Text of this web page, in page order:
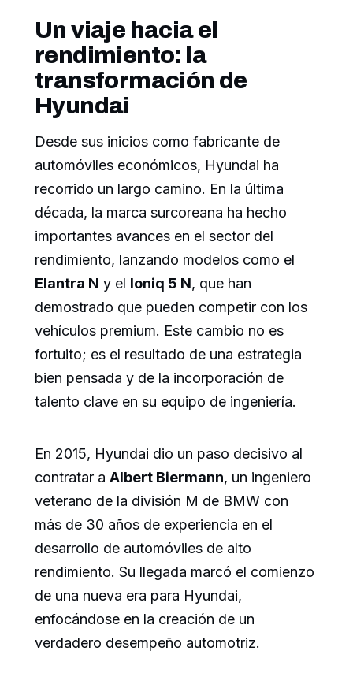
Un viaje hacia el
rendimiento: la
transformación de
Hyundai
Desde sus inicios como fabricante de
automóviles económicos, Hyundai ha
recorrido un largo camino. En la última
década, la marca surcoreana ha hecho
importantes avances en el sector del
rendimiento, lanzando modelos como el
Elantra N y el Ioniq 5 N, que han
demostrado que pueden competir con los
vehículos premium. Este cambio no es
fortuito; es el resultado de una estrategia
bien pensada y de la incorporación de
talento clave en su equipo de ingeniería.
En 2015, Hyundai dio un paso decisivo al
contratar a Albert Biermann, un ingeniero
veterano de la división M de BMW con
más de 30 años de experiencia en el
desarrollo de automóviles de alto
rendimiento. Su llegada marcó el comienzo
de una nueva era para Hyundai,
enfocándose en la creación de un
verdadero desempeño automotriz.